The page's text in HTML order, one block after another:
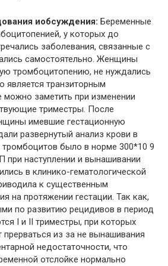
иобсуждения: Беременные
у которых до
заболевания, связанные с
самостоятельно. Женщины
тромбоцитопению, не нуждались
является транзиторным
можно заметить при изменении
триместры. После
имевшие гестационную
развернутый анализ крови в
было в норме 300*10 9
наступлении и вынашивании
в клинико-гематологической
к существенным
на протяжении гестации. Так как,
по развитию рецидивов в период
I и II триместры, при которых
из за не вынашивания
недостаточности, что
отслойке нормально